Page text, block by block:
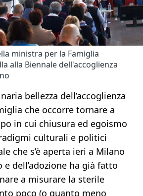
ministra per la Famiglia
alla Biennale dell'accoglienza
bellezza dell’accoglienza
che occorre tornare a
in cui chiusura ed egoismo
culturali e politici
che s’è aperta ieri a Milano
e dell’adozione ha già fatto
a misurare la sterile
poco (o quanto meno